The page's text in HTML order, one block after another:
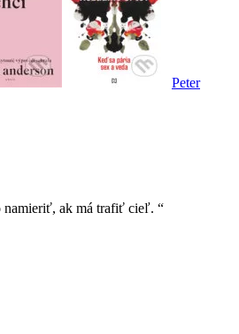
Peter
namieriť, ak má trafiť cieľ.